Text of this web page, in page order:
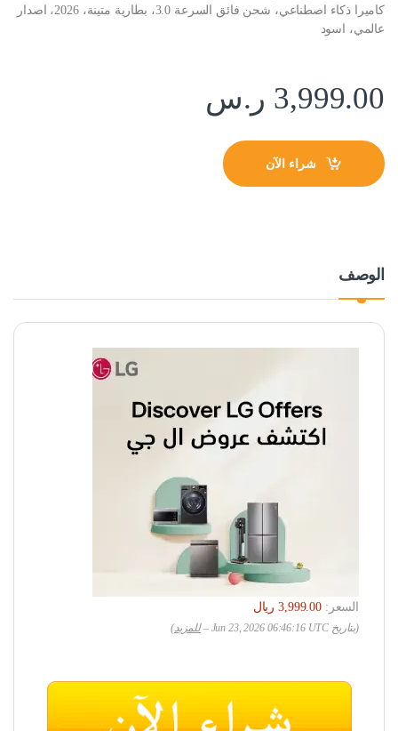
كاميرا ذكاء اصطناعي، شحن فائق السرعة 3.0، بطارية متينة، 2026، اصدار
عالمي، اسود
3,999.00 ر.س
شراء الآن
الوصف
السعر:
‏3,999.00 ريال
(بتاريخ Jun 23, 2026 06:46:16 UTC – للمزيد)